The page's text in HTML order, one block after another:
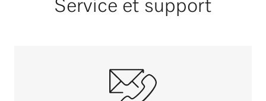
Ne convient pas aux métaux non ferreux et
Ne convient pas aux pièces chromées
Service et support